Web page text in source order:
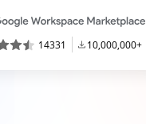
14331 10,000,000+